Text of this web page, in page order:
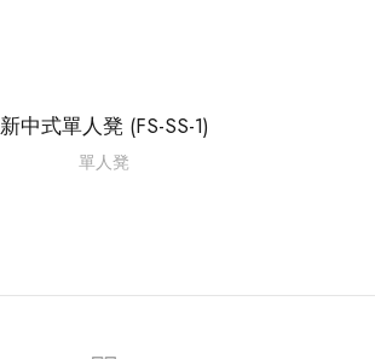
新中式單人凳 (FS-SS-1)
單人凳